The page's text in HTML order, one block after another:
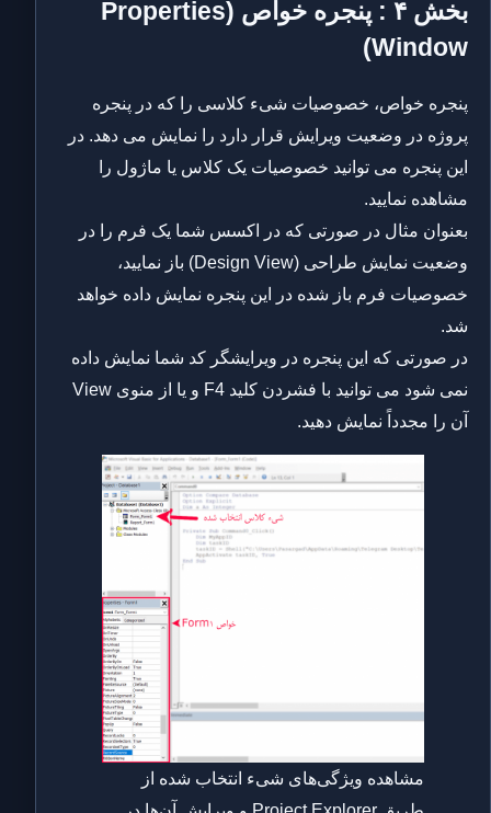
بخش ۴ : پنجره خواص (Properties
Window)
پنجره خواص، خصوصیات شیء کلاسی را که در پنجره
پروژه در وضعیت ویرایش قرار دارد را نمایش می دهد. در
این پنجره می توانید خصوصیات یک کلاس یا ماژول را
مشاهده نمایید.
بعنوان مثال در صورتی که در اکسس شما یک فرم را در
وضعیت نمایش طراحی (Design View) باز نمایید،
خصوصیات فرم باز شده در این پنجره نمایش داده خواهد
شد.
در صورتی که این پنجره در ویرایشگر کد شما نمایش داده
نمی شود می توانید با فشردن کلید F4 و یا از منوی View
آن را مجدداً نمایش دهید.
مشاهده ویژگی‌های شیء انتخاب شده از